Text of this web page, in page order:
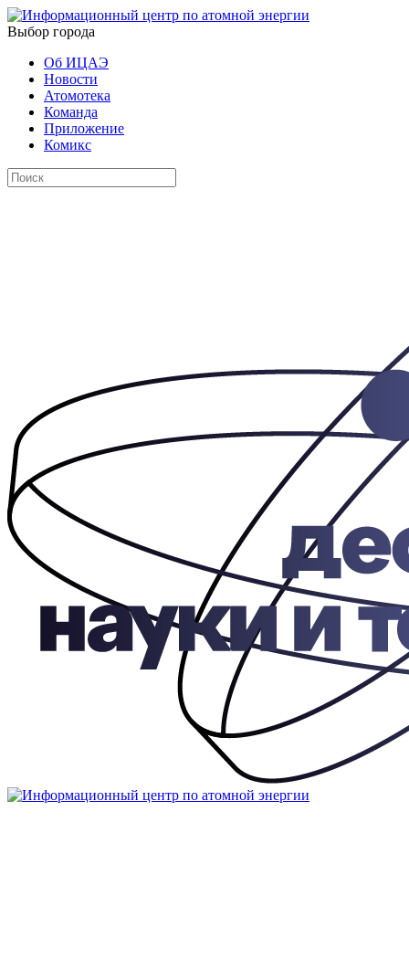
Выбор города
Об ИЦАЭ
Новости
Атомотека
Команда
Приложение
Комикс